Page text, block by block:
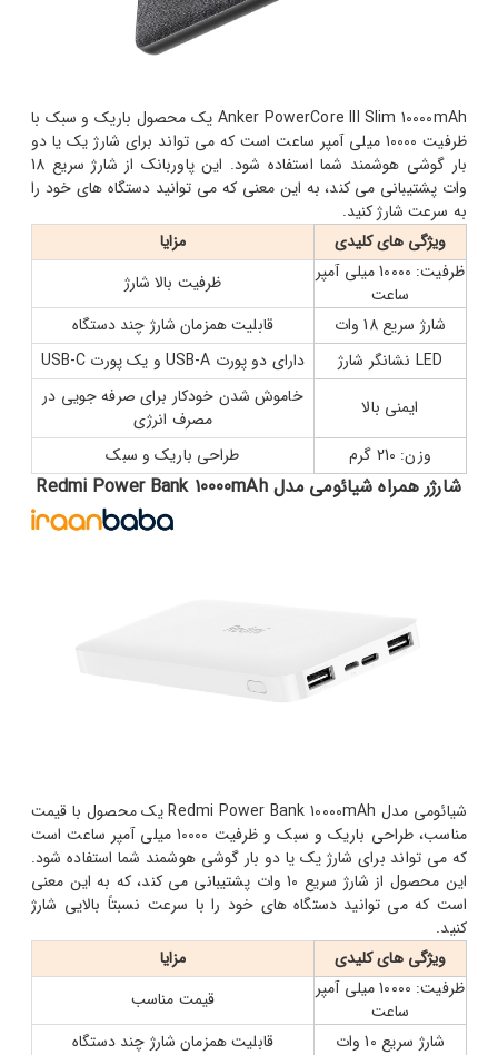
Anker PowerCore III Slim 10000mAh یک محصول باریک و سبک با
ظرفیت 10000 میلی آمپر ساعت است که می تواند برای شارژ یک یا دو
بار گوشی هوشمند شما استفاده شود. این پاوربانک از شارژ سریع 18
وات پشتیبانی می کند، به این معنی که می توانید دستگاه های خود را
به سرعت شارژ کنید.
ویژگی های کلیدی
مزایا
ظرفیت: 10000 میلی آمپر
ساعت
ظرفیت بالا شارژ
شارژ سریع 18 وات
قابلیت همزمان شارژ چند دستگاه
LED نشانگر شارژ
دارای دو پورت USB-A و یک پورت USB-C
ایمنی بالا
خاموش شدن خودکار برای صرفه جویی در
مصرف انرژی
وزن: 210 گرم
طراحی باریک و سبک
شارژر همراه شیائومی مدل Redmi Power Bank 10000mAh
شیائومی مدل Redmi Power Bank 10000mAh یک محصول با قیمت
مناسب، طراحی باریک و سبک و ظرفیت 10000 میلی آمپر ساعت است
که می تواند برای شارژ یک یا دو بار گوشی هوشمند شما استفاده شود.
این محصول از شارژ سریع 10 وات پشتیبانی می کند، که به این معنی
است که می توانید دستگاه های خود را با سرعت نسبتاً بالایی شارژ
کنید.
ویژگی های کلیدی
مزایا
ظرفیت: 10000 میلی آمپر
ساعت
قیمت مناسب
شارژ سریع 10 وات
قابلیت همزمان شارژ چند دستگاه